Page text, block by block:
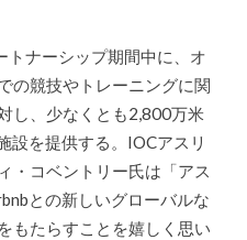
トナーシップ期間中に、オ
の競技やトレーニングに関
し、少なくとも2,800万米
設を提供する。IOCアスリ
・コベントリー氏は「アス
との新しいグローバルな
もたらすことを嬉しく思い